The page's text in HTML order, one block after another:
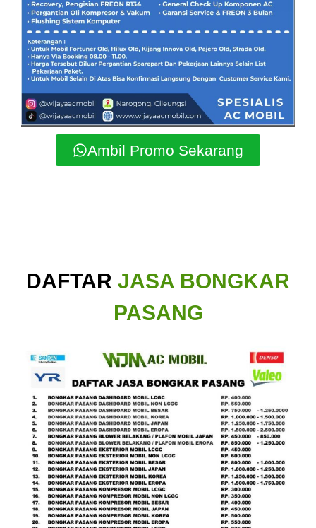
Ambil Promo Sekarang
DAFTAR JASA BONGKAR
PASANG